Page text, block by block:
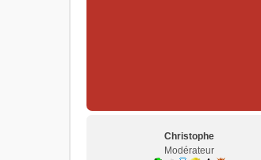
Christophe
Modérateur